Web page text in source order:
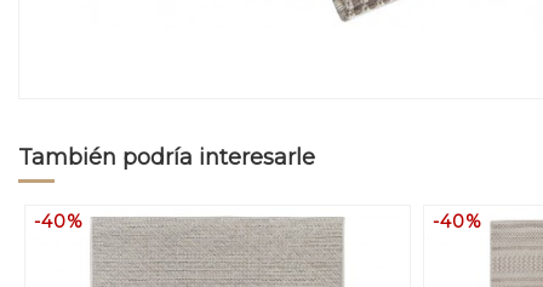
También podría interesarle
-40% -40%